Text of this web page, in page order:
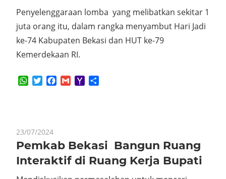
Penyelenggaraan lomba yang melibatkan sekitar 1
juta orang itu, dalam rangka menyambut Hari Jadi
ke-74 Kabupaten Bekasi dan HUT ke-79
Kemerdekaan RI.
WhatsApp
TwitterFacebook
GmailYahoo
23/07/2024
Pemkab Bekasi Bangun Ruang
Interaktif di Ruang Kerja Bupati